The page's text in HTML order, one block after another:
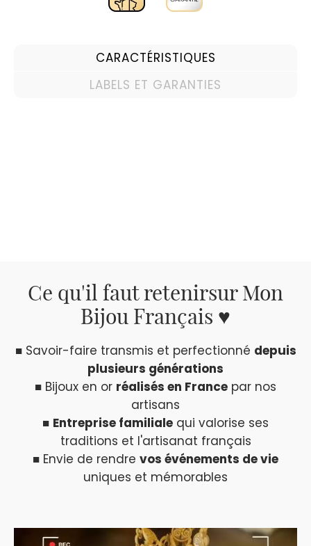
CARACTÉRISTIQUES
LABELS ET GARANTIES
Ce qu'il faut retenirsur Mon
Bijou Français ♥
■ Savoir-faire transmis et perfectionné depuis
plusieurs générations
■ Bijoux en or réalisés en France par nos
artisans
■ Entreprise familiale qui valorise ses
traditions et l'artisanat français
■ Envie de rendre vos événements de vie
uniques et mémorables